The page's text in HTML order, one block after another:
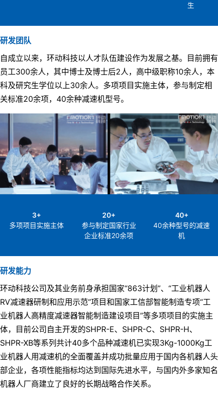
生
研发团队
自成立以来，环动科技以人才队伍建设作为发展之基。目前拥有
员工300余人，其中博士及博士后2人，高中级职称10余人，本
科及研究生学位以上30余人。多项项目实施主体，参与制定相
关标准20余项，40余种减速机型号。
3+
多项项目实施主体
20+
参与制定国家行业
企业标准20余项
40+
40余种型号的减速
机
研发能力
环动科技公司及其业务前身承担国家“863计划”、“工业机器人
RV减速器研制和应用示范”项目和国家工信部智能制造专项“工
业机器人高精度减速器智能制造建设项目”等多项项目的实施主
体，目前公司自主开发的SHPR-E、SHPR-C、SHPR-H、
SHPR-XB等系列共计40多个品种减速机已实现3Kg-1000Kg工
业机器人用减速机的全面覆盖并成功批量应用于国内各机器人头
部企业，各项性能指标均达到国际先进水平，与国内外多家知名
机器人厂商建立了良好的长期战略合作关系。